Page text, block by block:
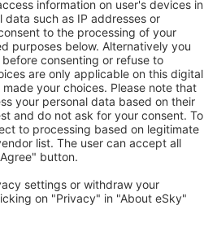
cu opțiune gratuită de anulare.
mult
oferte speciale pentru utilizatorii
de opţiuni: hoteluri, cabane,
de către utilizatorii eSky